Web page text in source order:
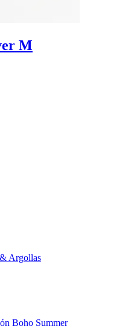
M
Argollas
Boho Summer